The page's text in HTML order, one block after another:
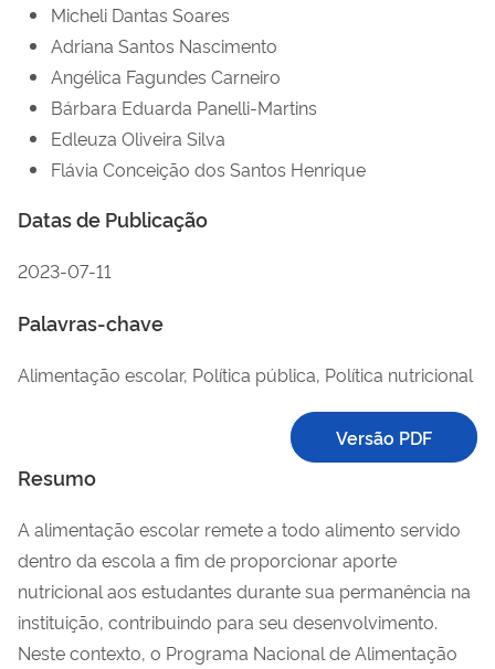
Micheli Dantas Soares
Adriana Santos Nascimento
Angélica Fagundes Carneiro
Bárbara Eduarda Panelli-Martins
Edleuza Oliveira Silva
Flávia Conceição dos Santos Henrique
Datas de Publicação
2023-07-11
Palavras-chave
Alimentação escolar, Política pública, Política nutricional
Versão PDF
Resumo
A alimentação escolar remete a todo alimento servido
dentro da escola a fim de proporcionar aporte
nutricional aos estudantes durante sua permanência na
instituição, contribuindo para seu desenvolvimento.
Neste contexto, o Programa Nacional de Alimentação